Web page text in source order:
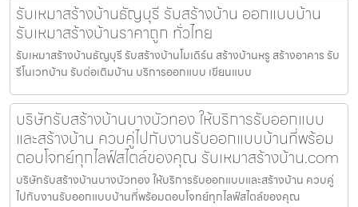
รับเหมาสร้างบ้านธัญบุรี รับสร้างบ้าน ออกแบบบ้าน
รับเหมาสร้างบ้านราคาถูก ทั่วไทย
รับเหมาสร้างบ้านธัญบุรี รับสร้างบ้านโมเดิร์น สร้างบ้านหรู สร้างอาคาร รับ
รีโนเวทบ้าน รับต่อเติมบ้าน บริการออกแบบ เขียนแบบ
บริษัทรับสร้างบ้านบางบัวทอง ให้บริการรับออกแบบ
และสร้างบ้าน ควบคู่ไปกับงานรับออกแบบบ้านที่พร้อม
ตอบโจทย์ทุกไลฟ์สไตล์ของคุณ รับเหมาสร้างบ้าน.com
บริษัทรับสร้างบ้านบางบัวทอง ให้บริการรับออกแบบและสร้างบ้าน ควบคู่
ไปกับงานรับออกแบบบ้านที่พร้อมตอบโจทย์ทุกไลฟ์สไตล์ของคุณ